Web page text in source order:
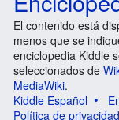
El contenido está
menos que se
enciclopedia Kiddle
seleccionados de
MediaWiki.
Kiddle Español
Política de privacidad